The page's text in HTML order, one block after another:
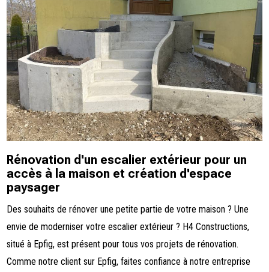
Rénovation d'un escalier extérieur pour un
accès à la maison et création d'espace
paysager
Des souhaits de rénover une petite partie de votre maison ? Une
envie de moderniser votre escalier extérieur ? H4 Constructions,
situé à Epfig, est présent pour tous vos projets de rénovation.
Comme notre client sur Epfig, faites confiance à notre entreprise